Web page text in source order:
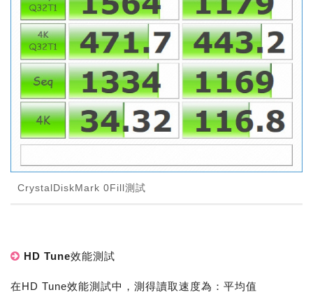
CrystalDiskMark 0Fill測試
HD Tune效能測試
在HD Tune效能測試中，測得讀取速度為：平均值